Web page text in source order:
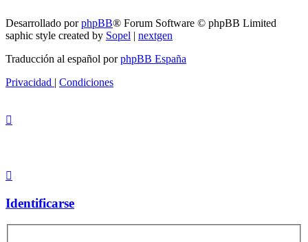
Desarrollado porphpBB® Forum Software © phpBB Limited
saphic style created by Sopel | nextgen
Traducción al español porphpBB España
Privacidad | Condiciones
Identificarse